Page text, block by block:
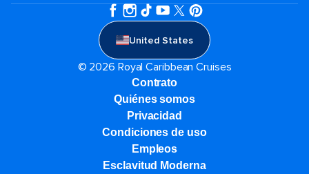
United States
© 2026 Royal Caribbean Cruises
Contrato
Quiénes somos
Privacidad
Condiciones de uso
Empleos
Esclavitud Moderna